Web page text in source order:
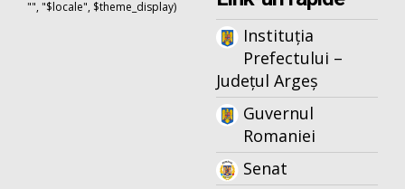
"", "$locale", $theme_display)
Instituția
Prefectului –
Județul Argeș
Guvernul
Romaniei
Senat